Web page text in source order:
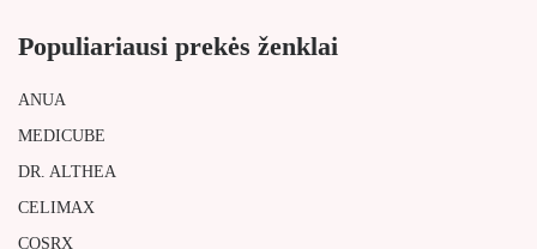
Populiariausi prekės ženklai
ANUA
MEDICUBE
DR. ALTHEA
CELIMAX
COSRX